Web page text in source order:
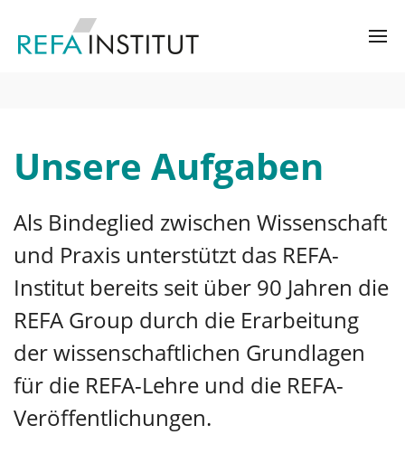
Unsere Aufgaben
Als Bindeglied zwischen Wissenschaft
und Praxis unterstützt das REFA-
Institut bereits seit über 90 Jahren die
REFA Group durch die Erarbeitung
der wissenschaftlichen Grundlagen
für die REFA-Lehre und die REFA-
Veröffentlichungen.